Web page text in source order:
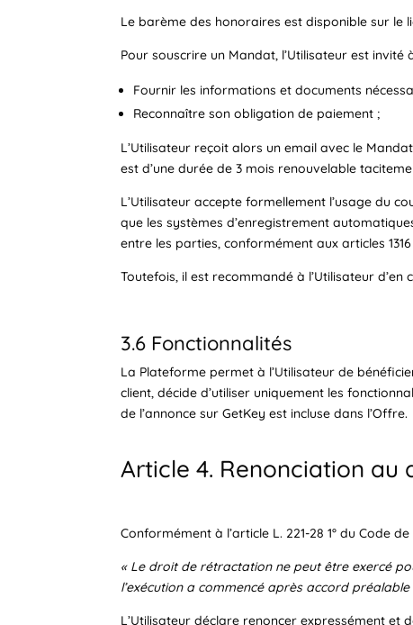
Le barème des honoraires est disponible sur le
Pour souscrire un Mandat, l’Utilisateur est invité
Fournir les informations et documents
Reconnaître son obligation de paiement ;
L’Utilisateur reçoit alors un email avec le
est d’une durée de 3 mois renouvelable
L’Utilisateur accepte formellement l’usage du
que les systèmes d’enregistrement
entre les parties, conformément aux articles
Toutefois, il est recommandé à l’Utilisateur
3.6 Fonctionnalités
La Plateforme permet à l’Utilisateur de
client, décide d’utiliser uniquement les
de l’annonce sur GetKey est incluse dans l’Offre.
Article 4. Renonciation
Conformément à l’article L. 221-28 1° du Code
« Le droit de rétractation ne peut être exercé
l’exécution a commencé après accord
L’Utilisateur déclare renoncer expressément et